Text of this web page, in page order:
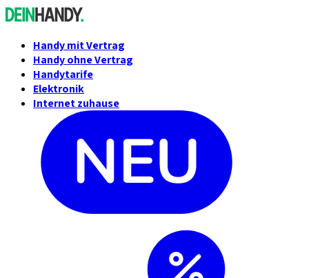
Handy mit Vertrag
Handy ohne Vertrag
Handytarife
Elektronik
Internet zuhause